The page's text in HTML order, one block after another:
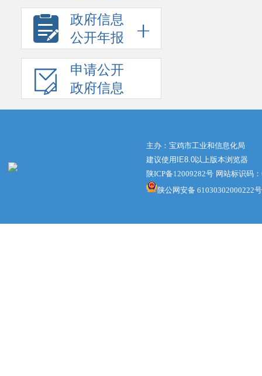
政府信息
公开年报
申请公开
政府信息
主办：宝鸡市工业和信息化局
建议使用IE8.0以上版本浏览器
陕ICP备12009282号 网站标识码
陕公网安备 61030302000222号